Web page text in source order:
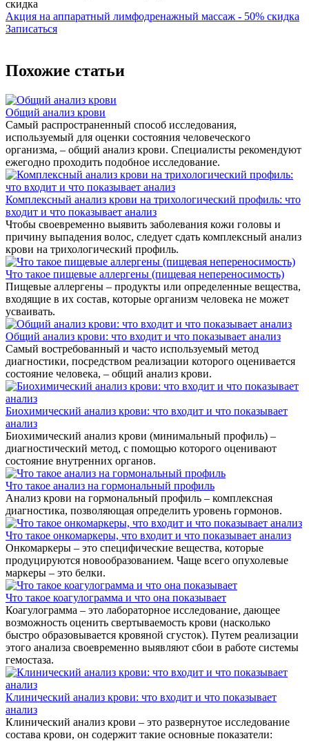
Акция на аппаратный лимфодренажный массаж - 50% скидка
Записаться
Похожие статьи
Общий анализ крови
Самый распространенный способ исследования,
используемый для оценки состояния человеческого
организма, – общий анализ крови. Специалисты рекомендуют
ежегодно проходить подобное исследование.
Комплексный анализ крови на трихологический профиль: что
входит и что показывает анализ
Чтобы своевременно выявить заболевания кожи головы и
причину выпадения волос, следует сдать комплексный анализ
крови на трихологический профиль.
Что такое пищевые аллергены (пищевая непереносимость)
Пищевые аллергены – продукты или определенные вещества,
входящие в их состав, которые организм человека не может
усваивать.
Общий анализ крови: что входит и что показывает анализ
Самый востребованный и часто используемый метод
диагностики, посредством реализации которого оценивается
состояние человека, – общий анализ крови.
Биохимический анализ крови: что входит и что показывает
анализ
Биохимический анализ крови (минимальный профиль) –
диагностический метод, с помощью которого оценивают
состояние внутренних органов.
Что такое анализ на гормональный профиль
Анализ крови на гормональный профиль – комплексная
диагностика, позволяющая определить уровень гормонов.
Что такое онкомаркеры, что входит и что показывает анализ
Онкомаркеры – это специфические вещества, которые
продуцируются новообразованием. Чаще всего опухолевые
маркеры – это белки.
Что такое коагулограмма и что она показывает
Коагулограмма – это лабораторное исследование, дающее
возможность оценить свертываемость крови (насколько
быстро образовывается кровяной сгусток). Путем реализации
этого анализа своевременно выявляют сбои в работе системы
гемостаза.
Клинический анализ крови: что входит и что показывает
анализ
Клинический анализ крови – это развернутое исследование
состава крови, он содержит такие основные показатели: